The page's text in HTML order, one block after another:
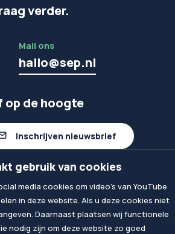
verder.
Mail ons
hallo@sep.nl
op de hoogte
Inschrijven nieuwsbrief
Volg ons op linkedIn
gebruik van cookies
media cookies om video's van YouTube
in deze website. Als u deze cookies niet
Daarnaast plaatsen wij functionele
nodig zijn om deze website zo goed